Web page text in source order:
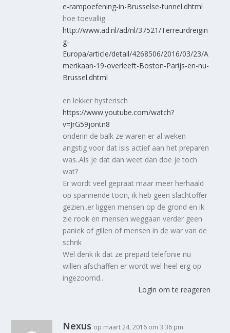
e-rampoefening-in-Brusselse-tunnel.dhtml
hoe toevallig
http://www.ad.nl/ad/nl/37521/Terreurdreigin
g-
Europa/article/detail/4268506/2016/03/23/A
merikaan-19-overleeft-Boston-Parijs-en-nu-
Brussel.dhtml
en lekker hysterisch
https://www.youtube.com/watch?
v=JrG59jontn8
onderin de balk ze waren er al weken
angstig voor dat isis actief aan het preparen
was..Als je dat dan weet dan doe je toch
wat?
Er wordt veel gepraat maar meer herhaald
op spannende toon, ik heb geen slachtoffer
gezien..er liggen mensen op de grond en ik
zie rook en mensen weggaan verder geen
paniek of gillen of mensen in de war van de
schrik
Wel denk ik dat ze prepaid telefonie nu
willen afschaffen er wordt wel heel erg op
ingezoomd..
Login om te reageren
Nexus op maart 24, 2016 om 3:36 pm